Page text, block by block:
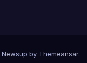
Newsup by Themeansar.